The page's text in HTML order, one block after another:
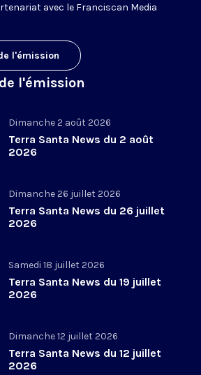
avec le Franciscan Media
l'émission
l'émission
Dimanche 2 août 2026
Terra Santa News du 2 août
2026
Dimanche 26 juillet 2026
Terra Santa News du 26 juillet
2026
Samedi 18 juillet 2026
Terra Santa News du 19 juillet
2026
Dimanche 12 juillet 2026
Terra Santa News du 12 juillet
2026